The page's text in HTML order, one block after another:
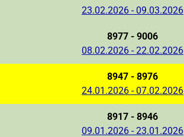
23.02.2026 - 09.03.2026
8977 - 9006
08.02.2026 - 22.02.2026
8947 - 8976
24.01.2026 - 07.02.2026
8917 - 8946
09.01.2026 - 23.01.2026